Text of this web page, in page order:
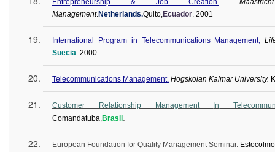
Management.Netherlands.Quito, Ecuador 2001
International Program in Telecommunications Management,
Suecia 2000
Telecommunications Management. Hogskolan Kalmar University.
Customer Relationship Management In
Comandatuba Brasil
European Foundation for Quality Management Seminar. Estocolmo